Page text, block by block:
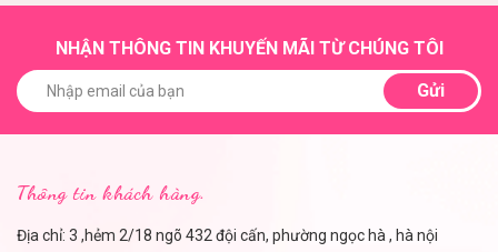
NHẬN THÔNG TIN KHUYẾN MÃI TỪ CHÚNG TÔI
Gửi
Thông tin khách hàng.
Địa chỉ: 3 ,hẻm 2/18 ngõ 432 đội cấn, phường ngọc hà , hà nội